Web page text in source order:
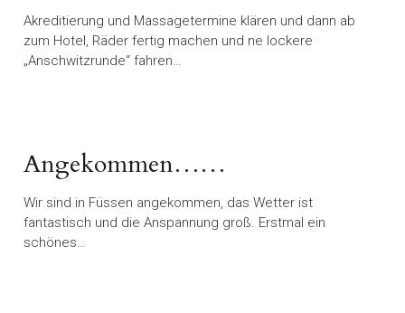
Akreditierung und Massagetermine klären und dann ab
zum Hotel, Räder fertig machen und ne lockere
„Anschwitzrunde“ fahren…
Angekommen……
Wir sind in Füssen angekommen, das Wetter ist
fantastisch und die Anspannung groß. Erstmal ein
schönes…